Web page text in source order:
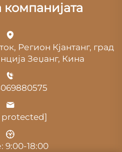
Регион Кјантанг, град
Зеџанг, Кина
protected]
9:00-18:00